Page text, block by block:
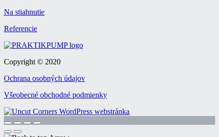
Na stiahnutie
Referencie
Copyright © 2020
Ochrana osobných údajov
Všeobecné obchodné podmienky